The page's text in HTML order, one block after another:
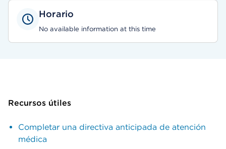
Horario
No available information at this time
Recursos útiles
Completar una directiva anticipada de atención
médica